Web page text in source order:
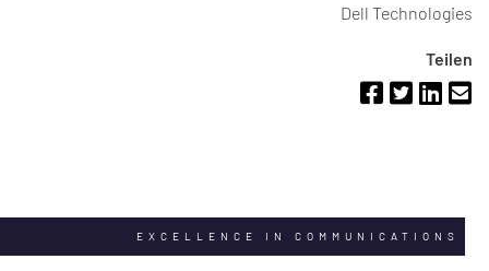
Dell Technologies
Teilen
EXCELLENCE IN COMMUNICATIONS